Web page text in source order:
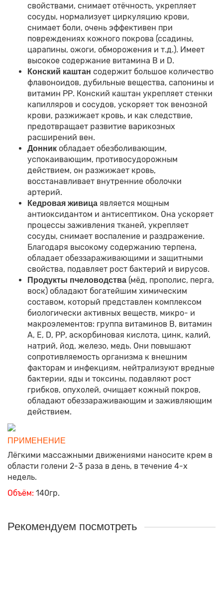
свойствами, снимает отёчность, укрепляет
сосуды, нормализует циркуляцию крови,
снимает боли, очень эффективен при
повреждениях кожного покрова (ссадины,
царапины, ожоги, обморожения и т.д.). Имеет
высокое содержание витамина В и D.
Конский каштан содержит большое количество
флавоноидов, дубильные вещества, сапонины и
витамин РР. Конский каштан укрепляет стенки
капилляров и сосудов, ускоряет ток венозной
крови, разжижает кровь, и как следствие,
предотвращает развитие варикозных
расширений вен.
Донник обладает обезболивающим,
успокаивающим, противосудорожным
действием, он разжижает кровь,
восстанавливает внутренние оболочки
артерий.
Кедровая живица является мощным
антиоксидантом и антисептиком. Она ускоряет
процессы заживления тканей, укрепляет
сосуды, снимает воспаление и раздражение.
Благодаря высокому содержанию терпена,
обладает обеззараживающими и защитными
свойства, подавляет рост бактерий и вирусов.
Продукты пчеловодства (мёд, прополис, перга,
воск) обладают богатейшим химическим
составом, который представлен комплексом
биологически активных веществ, микро- и
макроэлементов: группа витаминов В, витамин
А, Е, D, РР, аскорбиновая кислота, цинк, калий,
натрий, йод, железо, медь. Они повышают
сопротивляемость организма к внешним
факторам и инфекциям, нейтрализуют вредные
бактерии, яды и токсины, подавляют рост
грибков, опухолей, очищает кожный покров,
обладают обеззараживающим и заживляющим
действием.
ПРИМЕНЕНИЕ
Лёгкими массажными движениями наносите крем в
области голени 2-3 раза в день, в течение 4-х
недель.
Объём: 140гр.
Рекомендуем посмотреть